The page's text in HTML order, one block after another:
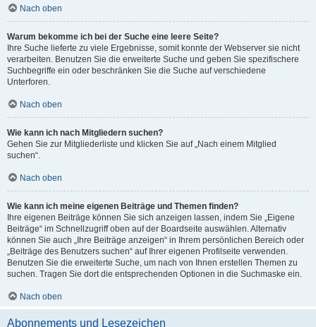
Nach oben
Warum bekomme ich bei der Suche eine leere Seite?
Ihre Suche lieferte zu viele Ergebnisse, somit konnte der Webserver sie nicht
verarbeiten. Benutzen Sie die erweiterte Suche und geben Sie spezifischere
Suchbegriffe ein oder beschränken Sie die Suche auf verschiedene
Unterforen.
Nach oben
Wie kann ich nach Mitgliedern suchen?
Gehen Sie zur Mitgliederliste und klicken Sie auf „Nach einem Mitglied
suchen“.
Nach oben
Wie kann ich meine eigenen Beiträge und Themen finden?
Ihre eigenen Beiträge können Sie sich anzeigen lassen, indem Sie „Eigene
Beiträge“ im Schnellzugriff oben auf der Boardseite auswählen. Alternativ
können Sie auch „Ihre Beiträge anzeigen“ in Ihrem persönlichen Bereich oder
„Beiträge des Benutzers suchen“ auf Ihrer eigenen Profilseite verwenden.
Benutzen Sie die erweiterte Suche, um nach von Ihnen erstellen Themen zu
suchen. Tragen Sie dort die entsprechenden Optionen in die Suchmaske ein.
Nach oben
Abonnements und Lesezeichen